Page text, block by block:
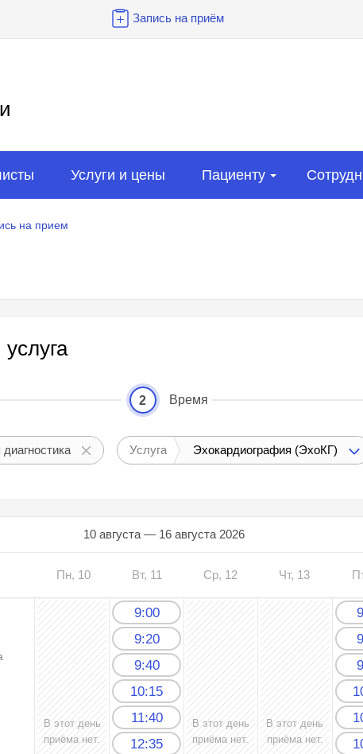
Запись на приём
Услуги и цены Пациенту
на прием
2 Время
Услуга Эхокардиография (ЭхоКГ)
10 августа — 16 августа 2026
Пн, 10 Вт, 11 Ср, 12 Чт, 13
В этот день
приёма нет.
9:00
9:20
9:40
10:15
11:40
12:35
В этот день
приёма нет.
В этот день
приёма нет.